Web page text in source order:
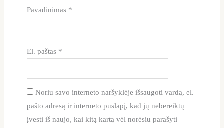
Pavadinimas *
El. paštas *
Noriu savo interneto naršyklėje išsaugoti vardą, el.
pašto adresą ir interneto puslapį, kad jų nebereiktų
įvesti iš naujo, kai kitą kartą vėl norėsiu parašyti